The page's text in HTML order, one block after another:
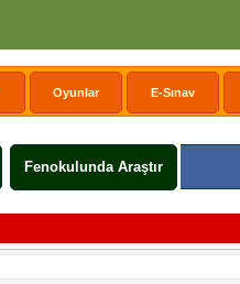
Oyunlar E-Sınav
Fenokulunda Araştır